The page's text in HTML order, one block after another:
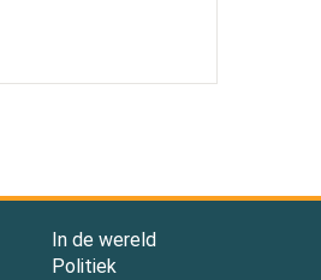
In de wereld
Politiek